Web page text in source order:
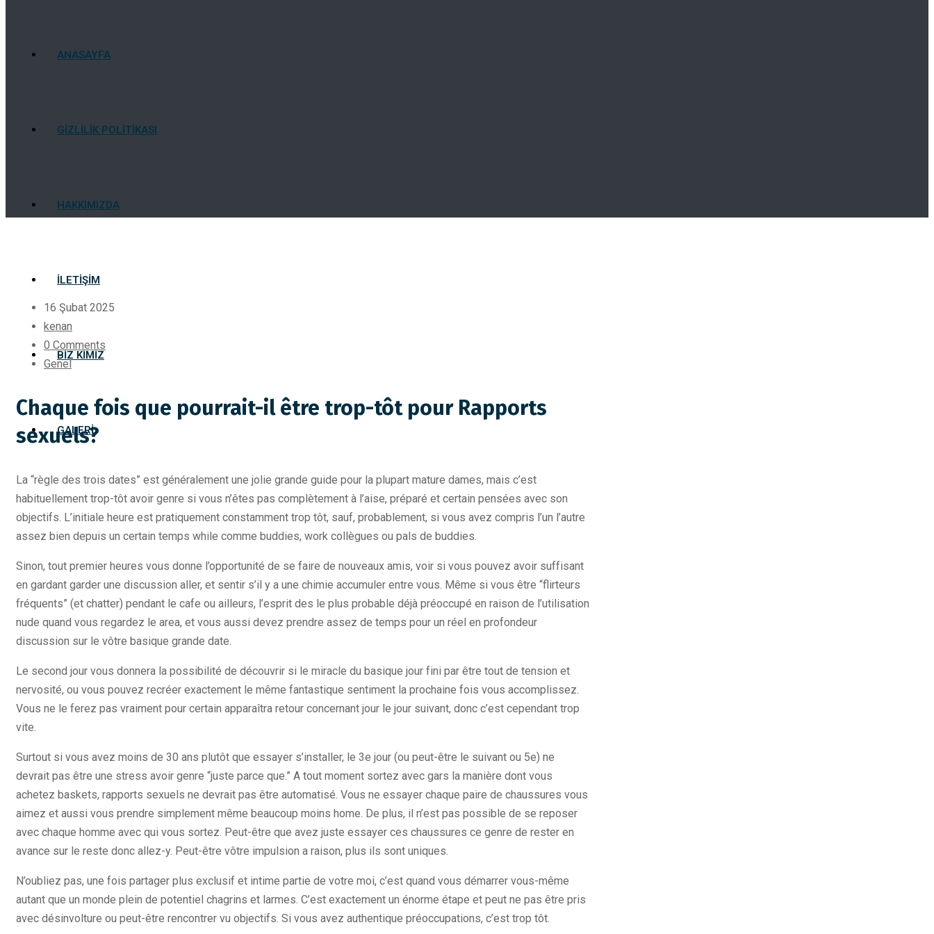
ANASAYFA
GIZLILIK POLITIKASI
HAKKIMIZDA
İLETIŞIM
BIZ KIMIZ
GALERI
16 Şubat 2025
kenan
0 Comments
Genel
Chaque fois que pourrait-il être trop-tôt pour Rapports
sexuels?
La “règle des trois dates” est généralement une jolie grande guide pour la plupart mature dames, mais c’est
habituellement trop-tôt avoir genre si vous n’êtes pas complètement à l’aise, préparé et certain pensées avec son
objectifs. L’initiale heure est pratiquement constamment trop tôt, sauf, probablement, si vous avez compris l’un l’autre
assez bien depuis un certain temps while comme buddies, work collègues ou pals de buddies.
Sinon, tout premier heures vous donne l’opportunité de se faire de nouveaux amis, voir si vous pouvez avoir suffisant
en gardant garder une discussion aller, et sentir s’il y a une chimie accumuler entre vous. Même si vous être “flirteurs
fréquents” (et chatter) pendant le cafe ou ailleurs, l’esprit des le plus probable déjà préoccupé en raison de l’utilisation
nude quand vous regardez le area, et vous aussi devez prendre assez de temps pour un réel en profondeur
discussion sur le vôtre basique grande date.
Le second jour vous donnera la possibilité de découvrir si le miracle du basique jour fini par être tout de tension et
nervosité, ou vous pouvez recréer exactement le même fantastique sentiment la prochaine fois vous accomplissez.
Vous ne le ferez pas vraiment pour certain apparaîtra retour concernant jour le jour suivant, donc c’est cependant trop
vite.
Surtout si vous avez moins de 30 ans plutôt que essayer s’installer, le 3e jour (ou peut-être le suivant ou 5e) ne
devrait pas être une stress avoir genre “juste parce que.” A tout moment sortez avec gars la manière dont vous
achetez baskets, rapports sexuels ne devrait pas être automatisé. Vous ne essayer chaque paire de chaussures vous
aimez et aussi vous prendre simplement même beaucoup moins home. De plus, il n’est pas possible de se reposer
avec chaque homme avec qui vous sortez. Peut-être que avez juste essayer ces chaussures ce genre de rester en
avance sur le reste donc allez-y. Peut-être vôtre impulsion a raison, plus ils sont uniques.
N’oubliez pas, une fois partager plus exclusif et intime partie de votre moi, c’est quand vous démarrer vous-même
autant que un monde plein de potentiel chagrins et larmes. C’est exactement un énorme étape et peut ne pas être pris
avec désinvolture ou peut-être rencontrer vu objectifs. Si vous avez authentique préoccupations, c’est trop tôt.